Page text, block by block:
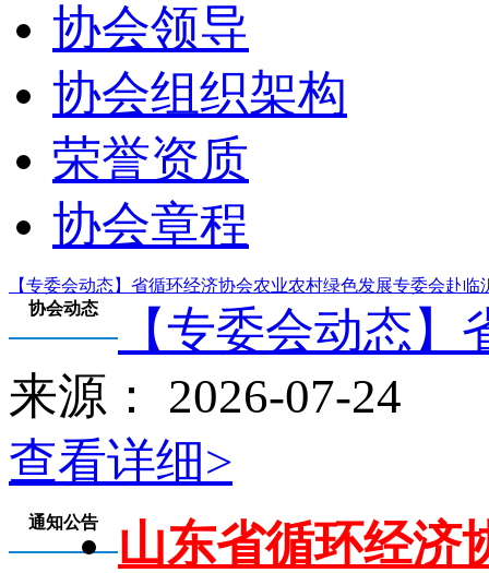
协会领导
协会组织架构
荣誉资质
协会章程
【专委会动态】省循环经济协会农业农村绿色发展专委会赴临
协会动态
【专委会动态
来源： 2026-07-24
查看详细>
通知公告
山东省循环经济